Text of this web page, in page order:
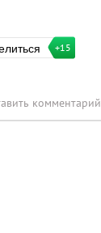
+15
комментарий